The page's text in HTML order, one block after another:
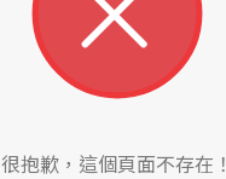
很抱歉，這個頁面不存在！